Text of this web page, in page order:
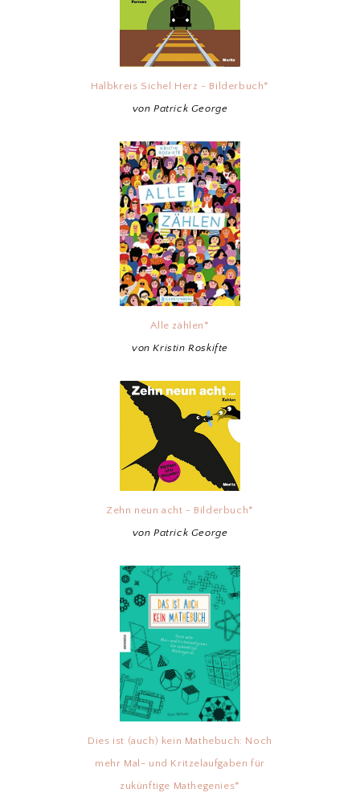
Halbkreis Sichel Herz - Bilderbuch*
von Patrick George
Alle zählen*
von Kristin Roskifte
Zehn neun acht - Bilderbuch*
von Patrick George
Dies ist (auch) kein Mathebuch: Noch
mehr Mal- und Kritzelaufgaben für
zukünftige Mathegenies*